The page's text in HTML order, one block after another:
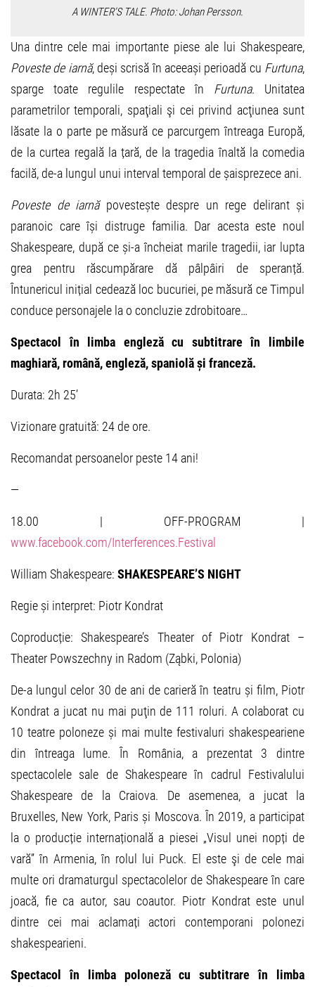
A WINTER’S TALE. Photo: Johan Persson.
Una dintre cele mai importante piese ale lui Shakespeare,
Poveste de iarnă, deși scrisă în aceeași perioadă cu Furtuna,
sparge toate regulile respectate în Furtuna. Unitatea
parametrilor temporali, spaţiali şi cei privind acţiunea sunt
lăsate la o parte pe măsură ce parcurgem întreaga Europă,
de la curtea regală la țară, de la tragedia înaltă la comedia
facilă, de-a lungul unui interval temporal de șaisprezece ani.
Poveste de iarnăpovestește despre un rege delirant și
paranoic care își distruge familia. Dar acesta este noul
Shakespeare, după ce și-a încheiat marile tragedii, iar lupta
grea pentru răscumpărare dă pâlpâiri de speranță.
Întunericul inițial cedează loc bucuriei, pe măsură ce Timpul
conduce personajele la o concluzie zdrobitoare…
Spectacol în limba engleză cu subtitrare în limbile
maghiară, română, engleză, spaniolă și franceză.
Durata: 2h 25’
Vizionare gratuită: 24 de ore.
Recomandat persoanelor peste 14 ani!
—
18.00 | OFF-PROGRAM |
www.facebook.com/Interferences.Festival
William Shakespeare: SHAKESPEARE’S NIGHT
Regie și interpret: Piotr Kondrat
Coproducție: Shakespeare’s Theater of Piotr Kondrat –
Theater Powszechny in Radom (Ząbki, Polonia)
De-a lungul celor 30 de ani de carieră în teatru și film, Piotr
Kondrat a jucat nu mai puţin de 111 roluri. A colaborat cu
10 teatre poloneze și mai multe festivaluri shakespeariene
din întreaga lume. În România, a prezentat 3 dintre
spectacolele sale de Shakespeare în cadrul Festivalului
Shakespeare de la Craiova. De asemenea, a jucat la
Bruxelles, New York, Paris și Moscova. În 2019, a participat
la o producție internațională a piesei „Visul unei nopți de
vară” în Armenia, în rolul lui Puck. El este şi de cele mai
multe ori dramaturgul spectacolelor de Shakespeare în care
joacă, fie ca autor, sau coautor. Piotr Kondrat este unul
dintre cei mai aclamați actori contemporani polonezi
shakespearieni.
Spectacol în limbapoloneză cu subtitrare în limba